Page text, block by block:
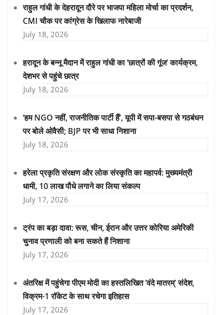
राहुल गांधी के देहरादून दौरे पर भाजपा महिला मोर्चा का प्रदर्शन,
CMI चौक पर कांग्रेस के खिलाफ नारेबाजी
July 18, 2026
हरादून के बन्नू मैदान में राहुल गांधी का ‘छात्रों की गूंज’ कार्यक्रम,
देशभर से पहुंचे छात्र
July 18, 2026
‘हम NGO नहीं, राजनीतिक पार्टी हैं’, यूपी में सपा-बसपा से गठबंधन
पर बोले ओवैसी; BJP पर भी साधा निशाना
July 18, 2026
हरेला प्रकृति संरक्षण और लोक संस्कृति का महापर्व: मुख्यमंत्री
धामी, 10 लाख पौधे लगाने का लिया संकल्प
July 17, 2026
ट्रंप का बड़ा दावा: रूस, चीन, ईरान और उत्तर कोरिया अमेरिकी
चुनाव प्रणाली को बना सकते हैं निशाना
July 17, 2026
अंतरिक्ष में पहुंचेगा पीएम मोदी का हस्तलिखित ‘वंदे मातरम्’ संदेश,
विक्रम-1 रॉकेट के साथ रचेगा इतिहास
July 17, 2026